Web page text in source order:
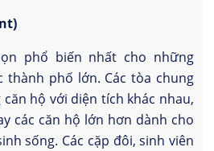
phổ biến nhất cho những
thành phố lớn. Các tòa chung
hộ với diện tích khác nhau,
các căn hộ lớn hơn dành cho
sống. Các cặp đôi, sinh viên